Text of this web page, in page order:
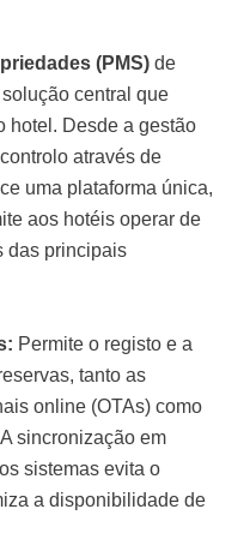
(PMS) de
central que
hotel. Desde a gestão
através de
uma plataforma única,
aos hotéis operar de
das principais
Permite o registo e a
tanto as
online (OTAs) como
sincronização em
sistemas evita o
a disponibilidade de